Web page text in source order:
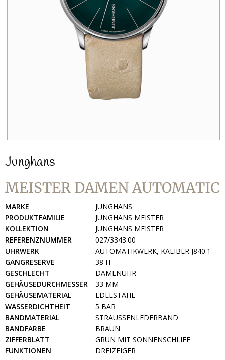
Junghans
MEISTER DAMEN AUTOMATIC
MARKE
JUNGHANS
PRODUKTFAMILIE
JUNGHANS MEISTER
KOLLEKTION
JUNGHANS MEISTER
REFERENZNUMMER
027/3343.00
UHRWERK
AUTOMATIKWERK, KALIBER J840.1
GANGRESERVE
38 H
GESCHLECHT
DAMENUHR
GEHÄUSEDURCHMESSER
33 MM
GEHÄUSEMATERIAL
EDELSTAHL
WASSERDICHTHEIT
5 BAR
BANDMATERIAL
STRAUSSENLEDERBAND
BANDFARBE
BRAUN
ZIFFERBLATT
GRÜN MIT SONNENSCHLIFF
FUNKTIONEN
DREIZEIGER